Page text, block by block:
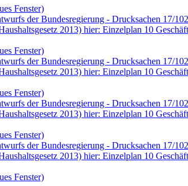
Fenster)
der Bundesregierung - Drucksachen 17/
2013) hier: Einzelplan 10
Fenster)
der Bundesregierung - Drucksachen 17/
2013) hier: Einzelplan 10
Fenster)
der Bundesregierung - Drucksachen 17/
2013) hier: Einzelplan 10
Fenster)
der Bundesregierung - Drucksachen 17/
2013) hier: Einzelplan 10
Fenster)